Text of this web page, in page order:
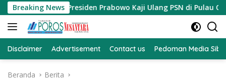
Langsung
ke
konten
Breaking News
Presiden Prabowo Kaji Ulang PSN di Pulau Obi: “Kalau Tak
Disclaimer Advertisement Contact us Pedoman Media
Beranda Berita